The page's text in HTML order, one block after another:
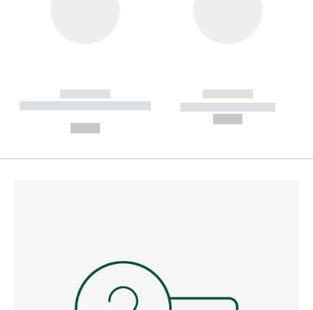
------------
----------- ----------- --------
------------
----------- -----------